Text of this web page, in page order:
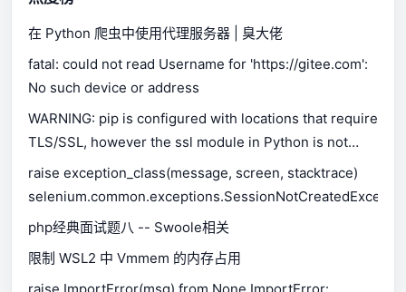
在 Python 爬虫中使用代理服务器 | 臭大佬
fatal: could not read Username for 'https://gitee.com':
No such device or address
WARNING: pip is configured with locations that require
TLS/SSL, however the ssl module in Python is not
available.
raise exception_class(message, screen, stacktrace)
php经典面试题八 -- Swoole相关
限制 WSL2 中 Vmmem 的内存占用